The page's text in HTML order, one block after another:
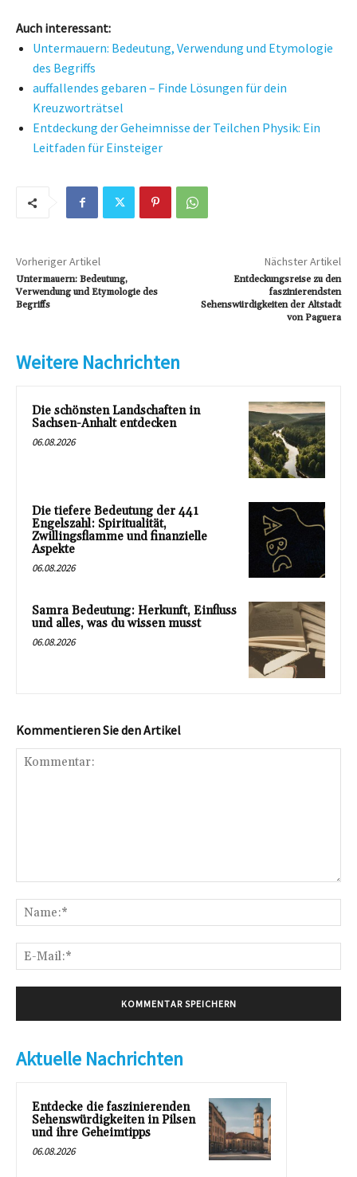
Auch interessant:
Untermauern: Bedeutung, Verwendung und Etymologie
des Begriffs
auffallendes gebaren – Finde Lösungen für dein
Kreuzworträtsel
Entdeckung der Geheimnisse der Teilchen Physik: Ein
Leitfaden für Einsteiger
Vorheriger Artikel
Untermauern: Bedeutung,
Verwendung und Etymologie des
Begriffs
Nächster Artikel
Entdeckungsreise zu den
faszinierendsten
Sehenswürdigkeiten der Altstadt
von Paguera
Weitere Nachrichten
Die schönsten Landschaften in
Sachsen-Anhalt entdecken
06.08.2026
Die tiefere Bedeutung der 441
Engelszahl: Spiritualität,
Zwillingsflamme und finanzielle
Aspekte
06.08.2026
Samra Bedeutung: Herkunft, Einfluss
und alles, was du wissen musst
06.08.2026
Kommentieren Sie den Artikel
Aktuelle Nachrichten
Entdecke die faszinierenden
Sehenswürdigkeiten in Pilsen
und ihre Geheimtipps
06.08.2026